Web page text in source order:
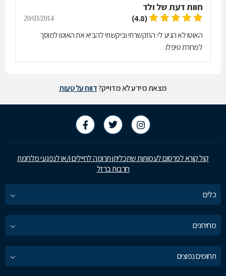
חוות דעת של ולד
(4.8)
20/03/2014
האוטו לא הניע לי. התקשרתי וביקשתי להביא את האוטו למוסך
למחרת טיפלו.
מצאת מידע לא מדוייק?דווח על טעות
קול קורא לפרסום לעמותות שתכליתן תרומה לחיילים ו/או לנפגעי מלחמת
חרבות ברזל
כלים
מחירונים
תחומים נפוצים